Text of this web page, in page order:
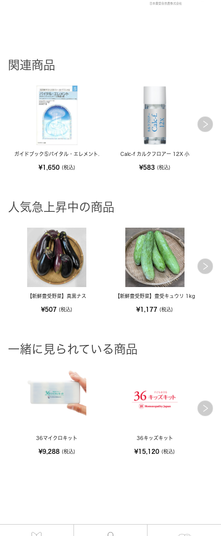
日本豊受自然農株式会社
関連商品
ガイドブック⑤バイタル・エレメント.
¥1,650 (税込)
Calc-f カルクフロアー 12X 小
¥583 (税込)
人気急上昇中の商品
【新鮮豊受野菜】真黒ナス
¥507 (税込)
【新鮮豊受野菜】豊受キュウリ 1kg
¥1,177 (税込)
一緒に見られている商品
36マイクロキット
¥9,288 (税込)
36キッズキット
¥15,120 (税込)